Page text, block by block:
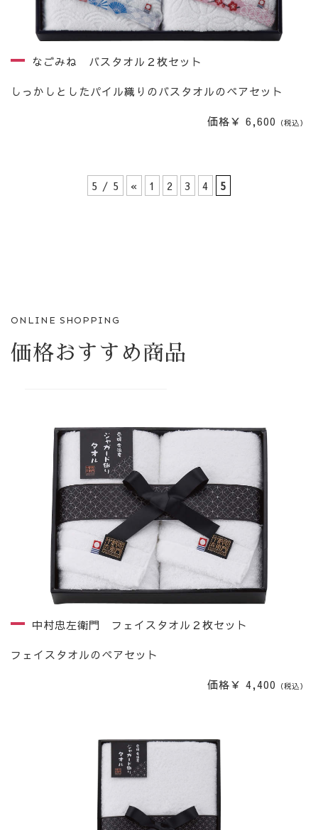
なごみね バスタオル２枚セット
しっかしとしたパイル織りのバスタオルのペアセット
価格￥ 6,600 （税込）
5 / 5 « 1 2 3 4 5
ONLINE SHOPPING
価格おすすめ商品
中村忠左衛門 フェイスタオル２枚セット
フェイスタオルのペアセット
価格￥ 4,400 （税込）